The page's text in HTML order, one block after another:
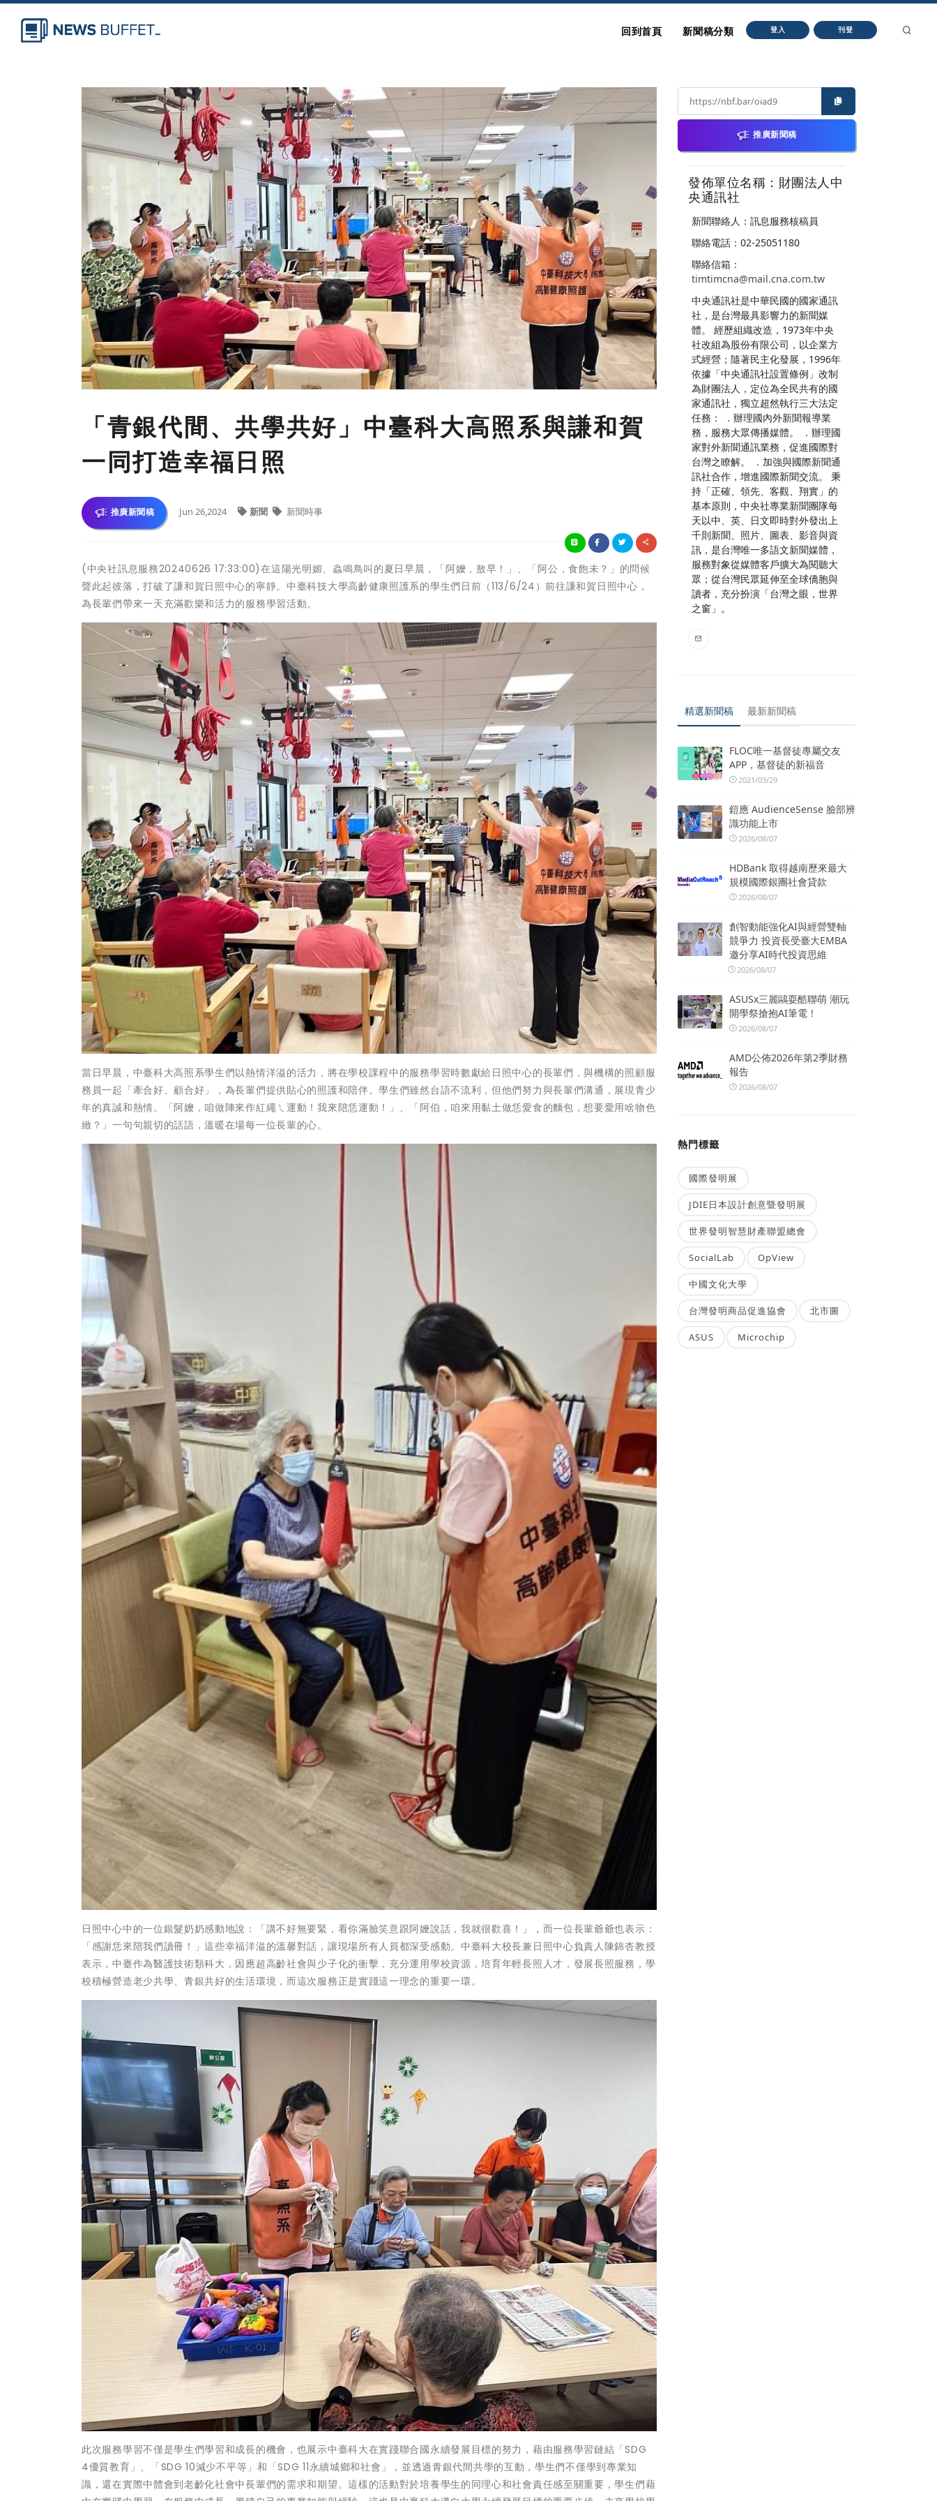
回到首頁 新聞稿分類 登入 刊登
「青銀代間、共學共好」中臺科大高照系與謙和賀
一同打造幸福日照
推廣新聞稿 Jun 26,2024 新聞 新聞時事
(中央社訊息服務20240626 17:33:00)在這陽光明媚、蟲鳴鳥叫的夏日早晨，「阿嬤，敖早！」、「阿公，食飽未？」的問候
聲此起彼落，打破了謙和賀日照中心的寧靜。中臺科技大學高齡健康照護系的學生們日前（113/6/24）前往謙和賀日照中心，
為長輩們帶來一天充滿歡樂和活力的服務學習活動。
當日早晨，中臺科大高照系學生們以熱情洋溢的活力，將在學校課程中的服務學習時數獻給日照中心的長輩們，與機構的照顧服
務員一起「牽合好、顧合好」，為長輩們提供貼心的照護和陪伴。學生們雖然台語不流利，但他們努力與長輩們溝通，展現青少
年的真誠和熱情。「阿嬤，咱做陣來作紅繩ㄟ運動！我來陪恁運動！」、「阿伯，咱來用黏土做恁愛食的麵包，想要愛用啥物色
緻？」一句句親切的話語，溫暖在場每一位長輩的心。
日照中心中的一位銀髮奶奶感動地說：「講不好無要緊，看你滿臉笑意跟阿嬤說話，我就很歡喜！」，而一位長輩爺爺也表示：
「感謝恁來陪我們讀冊！」這些幸福洋溢的溫馨對話，讓現場所有人員都深受感動。中臺科大校長兼日照中心負責人陳錦杏教授
表示，中臺作為醫護技術類科大，因應超高齡社會與少子化的衝擊，充分運用學校資源，培育年輕長照人才，發展長照服務，學
校積極營造老少共學、青銀共好的生活環境，而這次服務正是實踐這一理念的重要一環。
此次服務學習不僅是學生們學習和成長的機會，也展示中臺科大在實踐聯合國永續發展目標的努力，藉由服務學習鏈結「SDG
4優質教育」、「SDG 10減少不平等」和「SDG 11永續城鄉和社會」，並透過青銀代間共學的互動，學生們不僅學到專業知
識，還在實際中體會到老齡化社會中長輩們的需求和期望。這樣的活動對於培養學生的同理心和社會責任感至關重要，學生們藉
推廣新聞稿
發佈單位名稱：財團法人中
央通訊社
新聞聯絡人：訊息服務核稿員
聯絡電話：02-25051180
聯絡信箱：
timtimcna@mail.cna.com.tw
中央通訊社是中華民國的國家通訊
社，是台灣最具影響力的新聞媒
體。 經歷組織改造，1973年中央
社改組為股份有限公司，以企業方
式經營；隨著民主化發展，1996年
依據「中央通訊社設置條例」改制
為財團法人，定位為全民共有的國
家通訊社，獨立超然執行三大法定
任務： ．辦理國內外新聞報導業
務，服務大眾傳播媒體。 ．辦理國
家對外新聞通訊業務，促進國際對
台灣之瞭解。 ．加強與國際新聞通
訊社合作，增進國際新聞交流。 秉
持「正確、領先、客觀、翔實」的
基本原則，中央社專業新聞團隊每
天以中、英、日文即時對外發出上
千則新聞、照片、圖表、影音與資
訊，是台灣唯一多語文新聞媒體，
服務對象從媒體客戶擴大為閱聽大
眾；從台灣民眾延伸至全球僑胞與
讀者，充分扮演「台灣之眼，世界
之窗」。
精選新聞稿 最新新聞稿
FLOC唯一基督徒專屬交友
APP，基督徒的新福音
2021/03/29
鎧應 AudienceSense 臉部辨
識功能上市
2026/08/07
HDBank 取得越南歷來最大
規模國際銀團社會貸款
2026/08/07
創智動能強化AI與經營雙軸
競爭力 投資長受臺大EMBA
邀分享AI時代投資思維
2026/08/07
ASUSx三麗鷗耍酷聯萌 潮玩
開學祭搶抱AI筆電！
2026/08/07
AMD公佈2026年第2季財務
報告
2026/08/07
熱門標籤
國際發明展
JDIE日本設計創意暨發明展
世界發明智慧財產聯盟總會
SocialLab OpView
中國文化大學
台灣發明商品促進協會 北市圖
ASUS Microchip